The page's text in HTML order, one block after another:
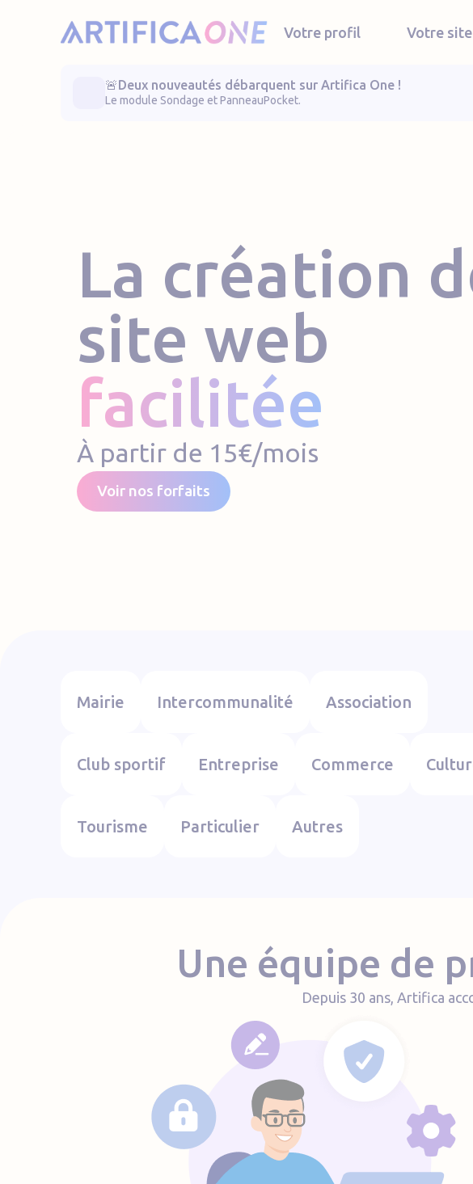
Artifica One
Votre profil Votre site
🚨Deux nouveautés débarquent sur Artifica One !
Le module Sondage et PanneauPocket.
La création
site web
facilitée
À partir de 15€/mois
Voir nos forfaits
Mairie Intercommunalité Association
Club sportif Entreprise Commerce
Tourisme Particulier Autres
Une équipe de
Depuis 30 ans, Artifica